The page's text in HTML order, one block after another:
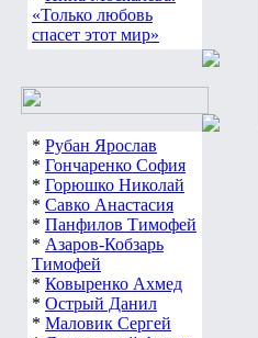
«Только любовь
спасет этот мир»
* Рубан Ярослав
* Гончаренко София
* Горюшко Николай
* Савко Анастасия
* Панфилов Тимофей
* Азаров-Кобзарь
Тимофей
* Ковыренко Ахмед
* Острый Данил
* Маловик Сергей